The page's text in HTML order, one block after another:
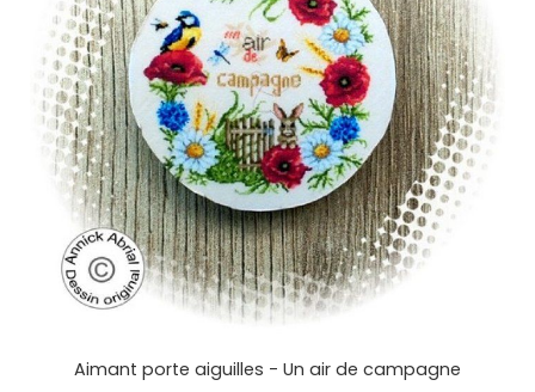
Aimant porte aiguilles - Un air de campagne